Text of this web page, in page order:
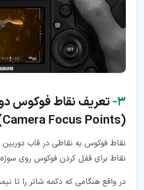
۳‏- تعریف نقاط فوکوس
(
CameraFocus Points
نقاط فوکوس به نقاطی در قاب دوربین
نقاط برای قفل کردن فوکوس روی
در واقع هنگامی که دکمه شاتر را تا